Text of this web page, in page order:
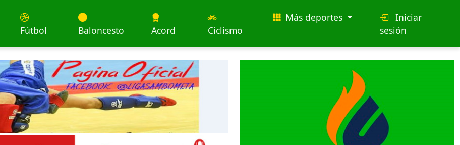
Fútbol Baloncesto Acord Ciclismo
Más deportes
Iniciar
sesión